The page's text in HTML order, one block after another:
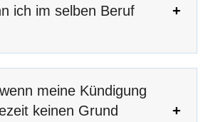
ich im selben Beruf
meine Kündigung
keinen Grund